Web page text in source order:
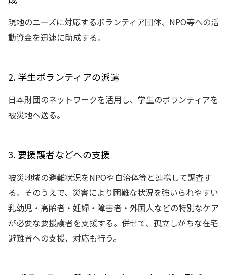
現地のニーズに対応するボランティア団体、NPO等への活
動資金を迅速に助成する。
2. 学生ボランティアの派遣
日本財団のネットワークを活用し、学生のボランティアを
被災地へ送る。
3. 要援護者などへの支援
被災地域の避難状況をNPOや自治体等と連携して調査す
る。そのうえで、災害により困難な状況を強いられやすい
乳幼児・高齢者・妊婦・障害者・外国人などの特別なケア
が必要な要援護者を支援する。併せて、孤立しがちな在宅
避難者への支援、対応も行う。